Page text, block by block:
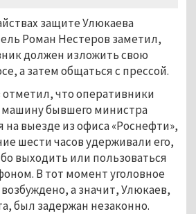
защите Улюкаева
Роман Нестеров заметил,
должен изложить свою
а затем общаться с прессой.
что оперативники
бывшего министра
на выезде из офиса «Роснефти»,
шести часов удерживали его,
выходить или пользоваться
В тот момент уголовное
а значит, Улюкаев,
был задержан незаконно.